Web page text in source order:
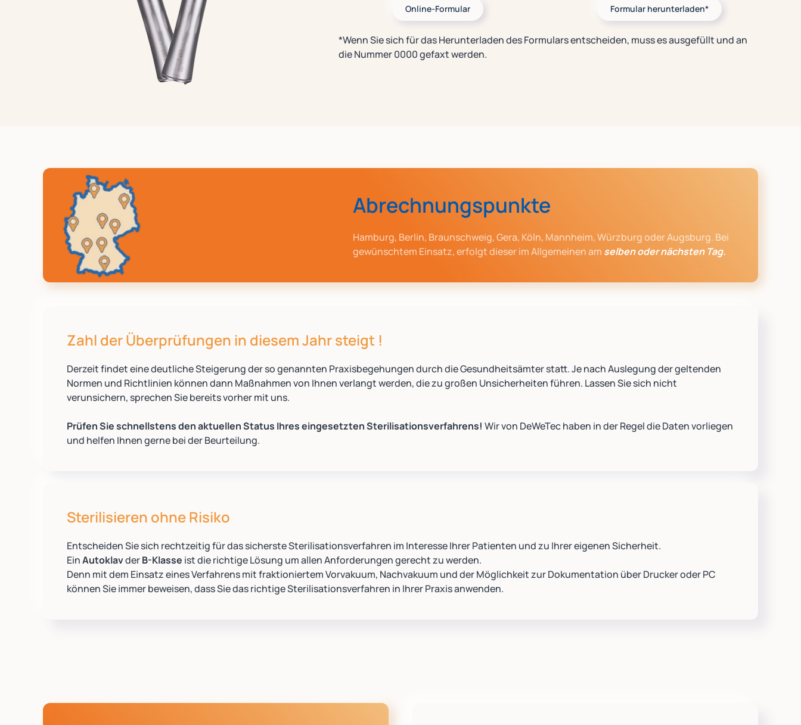
Online-Formular Formular herunterladen*
*Wenn Sie sich für das Herunterladen des Formulars entscheiden, muss es ausgefüllt und an
die Nummer 0000 gefaxt werden.
Abrechnungspunkte
Hamburg, Berlin, Braunschweig, Gera, Köln, Mannheim, Würzburg oder Augsburg. Bei
gewünschtem Einsatz, erfolgt dieser im Allgemeinen am selben oder nächsten Tag.
Zahl der Überprüfungen in diesem Jahr steigt !
Derzeit findet eine deutliche Steigerung der so genannten Praxisbegehungen durch die Gesundheitsämter statt. Je nach Auslegung der geltenden
Normen und Richtlinien können dann Maßnahmen von Ihnen verlangt werden, die zu großen Unsicherheiten führen. Lassen Sie sich nicht
verunsichern, sprechen Sie bereits vorher mit uns.
Prüfen Sie schnellstens den aktuellen Status Ihres eingesetzten Sterilisationsverfahrens! Wir von DeWeTec haben in der Regel die Daten vorliegen
und helfen Ihnen gerne bei der Beurteilung.
Sterilisieren ohne Risiko
Entscheiden Sie sich rechtzeitig für das sicherste Sterilisationsverfahren im Interesse Ihrer Patienten und zu Ihrer eigenen Sicherheit.
EinAutoklavderB-Klasse ist die richtige Lösung um allen Anforderungen gerecht zu werden.
Denn mit dem Einsatz eines Verfahrens mit fraktioniertem Vorvakuum, Nachvakuum und der Möglichkeit zur Dokumentation über Drucker oder PC
können Sie immer beweisen, dass Sie das richtige Sterilisationsverfahren in Ihrer Praxis anwenden.